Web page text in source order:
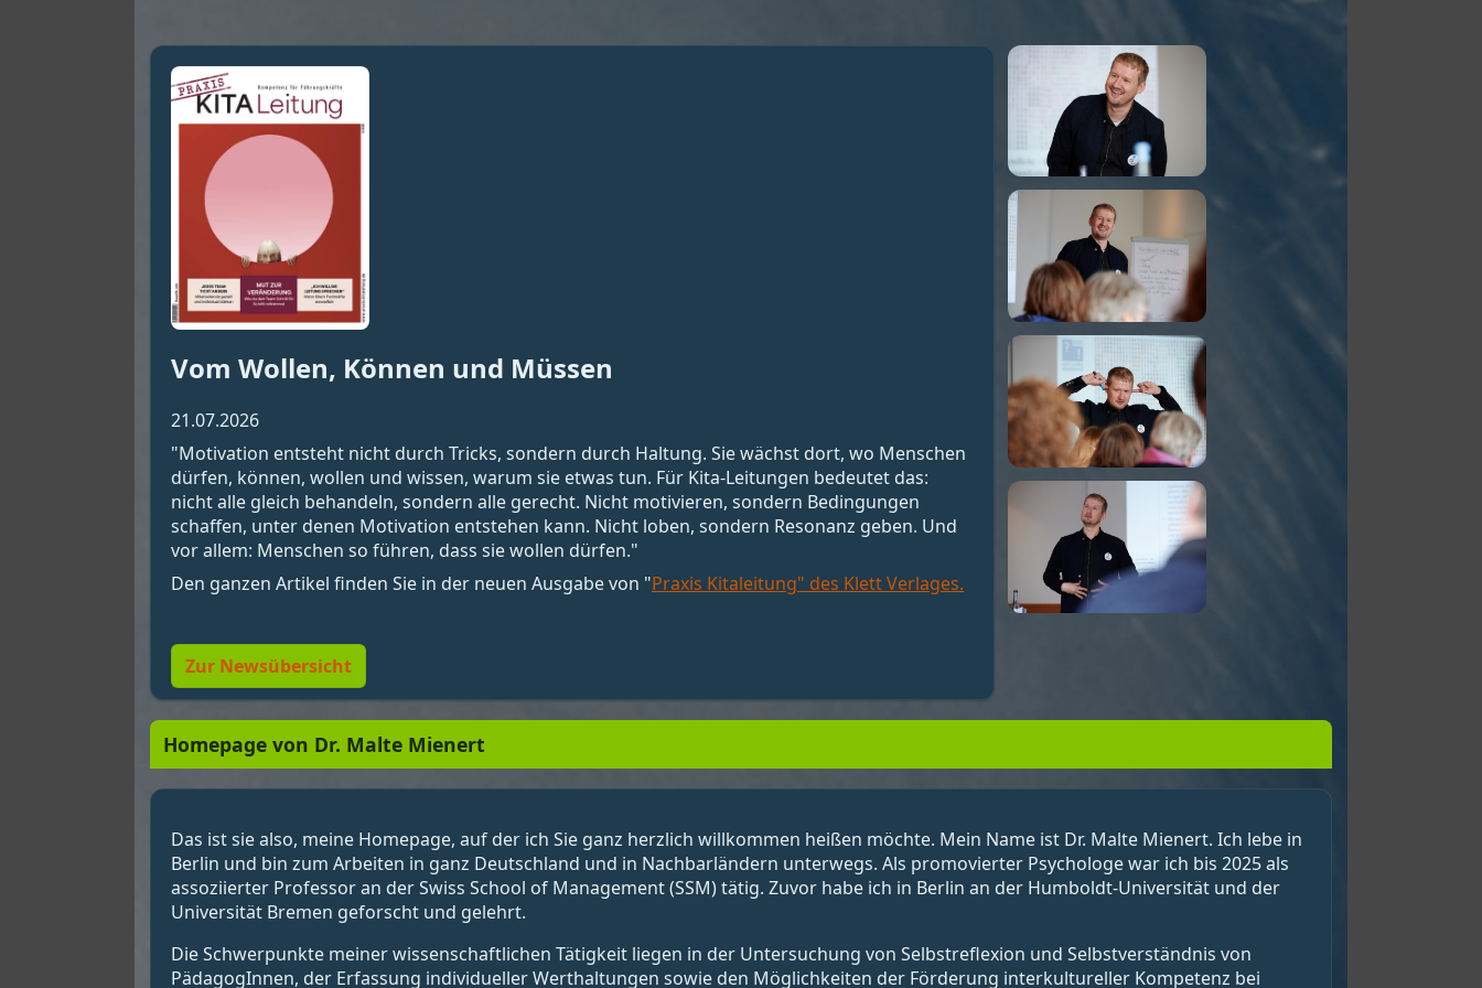
Vom Wollen, Können und Müssen
21.07.2026
"Motivation entsteht nicht durch Tricks, sondern durch Haltung. Sie wächst dort, wo Menschen
dürfen, können, wollen und wissen, warum sie etwas tun. Für Kita-Leitungen bedeutet das:
nicht alle gleich behandeln, sondern alle gerecht. Nicht motivieren, sondern Bedingungen
schaffen, unter denen Motivation entstehen kann. Nicht loben, sondern Resonanz geben. Und
vor allem: Menschen so führen, dass sie wollen dürfen."
Den ganzen Artikel finden Sie in der neuen Ausgabe von "Praxis Kitaleitung" des Klett Verlages.
Zur Newsübersicht
Homepage von Dr. Malte Mienert
Das ist sie also, meine Homepage, auf der ich Sie ganz herzlich willkommen heißen möchte. Mein Name ist Dr. Malte Mienert. Ich lebe in
Berlin und bin zum Arbeiten in ganz Deutschland und in Nachbarländern unterwegs. Als promovierter Psychologe war ich bis 2025 als
assoziierter Professor an der Swiss School of Management (SSM) tätig. Zuvor habe ich in Berlin an der Humboldt-Universität und der
Universität Bremen geforscht und gelehrt.
Die Schwerpunkte meiner wissenschaftlichen Tätigkeit liegen in der Untersuchung von Selbstreflexion und Selbstverständnis von
PädagogInnen, der Erfassung individueller Werthaltungen sowie den Möglichkeiten der Förderung interkultureller Kompetenz bei